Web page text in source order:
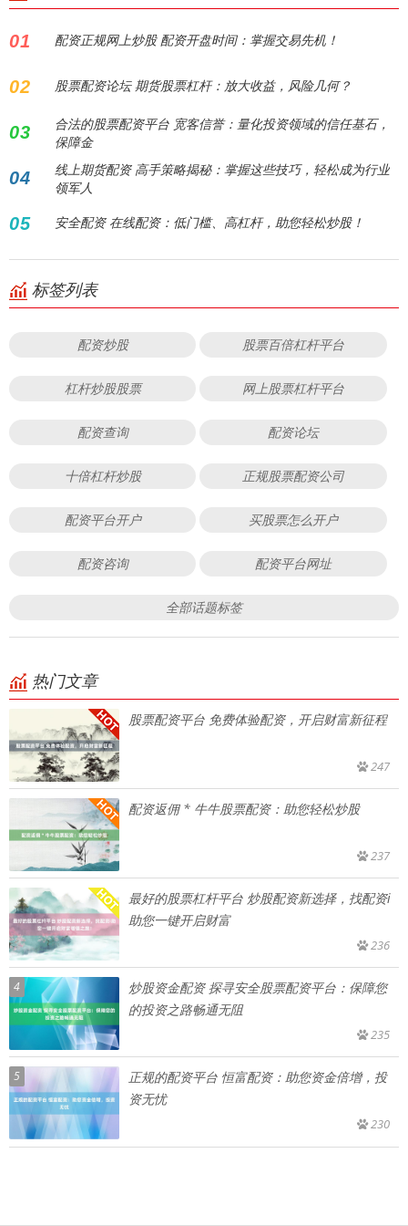
01 配资正规网上炒股 配资开盘时间：掌握交易先机！
02 股票配资论坛 期货股票杠杆：放大收益，风险几何？
03
合法的股票配资平台 宽客信誉：量化投资领域的信任基石，
保障金
04
线上期货配资 高手策略揭秘：掌握这些技巧，轻松成为行业
领军人
05 安全配资 在线配资：低门槛、高杠杆，助您轻松炒股！
标签列表
配资炒股 股票百倍杠杆平台
杠杆炒股股票 网上股票杠杆平台
配资查询 配资论坛
十倍杠杆炒股 正规股票配资公司
配资平台开户 买股票怎么开户
配资咨询 配资平台网址
全部话题标签
热门文章
股票配资平台 免费体验配资，开启财富新征程
247
配资返佣 * 牛牛股票配资：助您轻松炒股
237
最好的股票杠杆平台 炒股配资新选择，找配资i
助您一键开启财富
236
4
炒股资金配资 探寻安全股票配资平台：保障您
的投资之路畅通无阻
235
5
正规的配资平台 恒富配资：助您资金倍增，投
资无忧
230